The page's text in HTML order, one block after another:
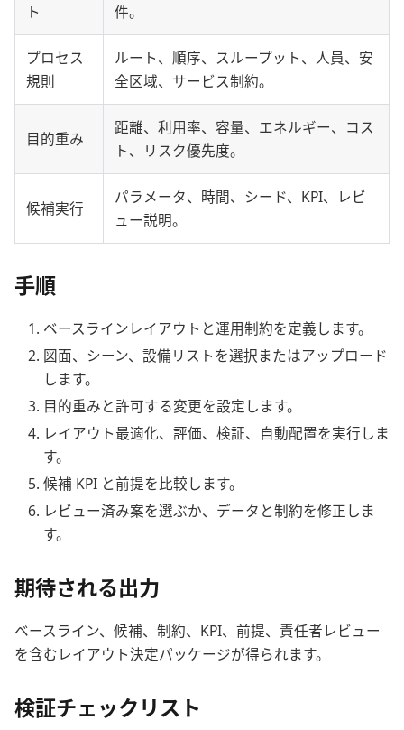
ト
件。
プロセス
規則
ルート、順序、スループット、人員、安
全区域、サービス制約。
目的重み
距離、利用率、容量、エネルギー、コス
ト、リスク優先度。
候補実行
パラメータ、時間、シード、KPI、レビ
ュー説明。
手順
ベースラインレイアウトと運用制約を定義します。
図面、シーン、設備リストを選択またはアップロード
します。
目的重みと許可する変更を設定します。
レイアウト最適化、評価、検証、自動配置を実行しま
す。
候補 KPI と前提を比較します。
レビュー済み案を選ぶか、データと制約を修正しま
す。
期待される出力
ベースライン、候補、制約、KPI、前提、責任者レビュー
を含むレイアウト決定パッケージが得られます。
検証チェックリスト